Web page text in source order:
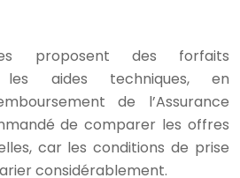
proposent des forfaits
les aides techniques, en
de l’Assurance
de comparer les offres
car les conditions de prise
considérablement.